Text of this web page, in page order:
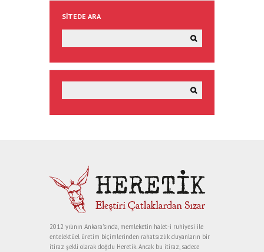
SITEDE ARA
2012 yılının Ankara’sında, memleketin halet-i ruhiyesi ile
entelektüel üretim biçimlerinden rahatsızlık duyanların bir
itiraz şekli olarak doğdu Heretik. Ancak bu itiraz, sadece